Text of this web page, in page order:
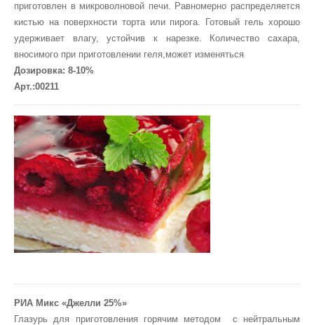
приготовлен в микроволновой печи. Равномерно распределяется
кистью на поверхности торта или пирога. Готовый гель хорошо
удерживает влагу, устойчив к нарезке. Количество сахара,
вносимого при приготовлении геля,может изменяться
Дозировка: 8-10%
Арт.:00211
РИА Микс «Джелли 25%»
Глазурь для приготовления горячим методом с нейтральным